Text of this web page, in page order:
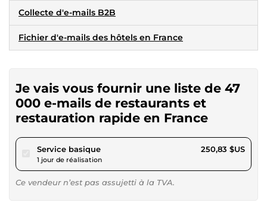
Collecte d'e-mails B2B
Fichier d'e-mails des hôtels en France
Je vais vous fournir une liste de 47
000 e-mails de restaurants et
restauration rapide en France
Service basiquepour 231,18 $US
1 jour de réalisation
250,83 $US
Ce vendeur n’est pas assujetti à la TVA.